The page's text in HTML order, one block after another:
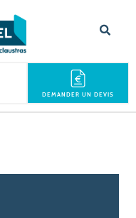
DEMANDER UN DEVIS